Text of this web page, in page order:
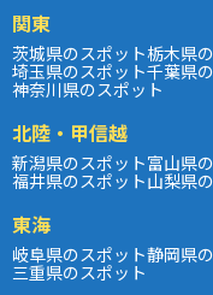
関東
茨城県のスポット栃木県
埼玉県のスポット千葉県
神奈川県のスポット
北陸・甲信越
新潟県のスポット富山県
福井県のスポット山梨県
東海
岐阜県のスポット静岡県
三重県のスポット